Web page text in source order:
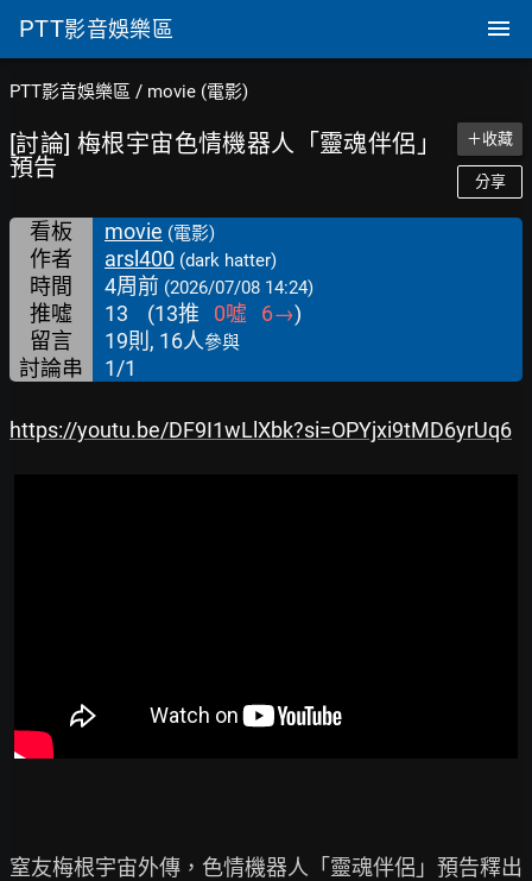
PTT影音娛樂區
PTT影音娛樂區 / movie (電影)
[討論] 梅根宇宙色情機器人「靈魂伴侶」
預告
＋收藏
分享
看板 movie (電影)
作者 arsl400 (dark hatter)
時間 4周前 (2026/07/08 14:24)
推噓 13 (13推 0噓 6→)
留言
19則, 16人參與
討論串 1/1
https://youtu.be/DF9I1wLlXbk?si=OPYjxi9tMD6yrUq6
窒友梅根宇宙外傳，色情機器人「靈魂伴侶」預告釋出